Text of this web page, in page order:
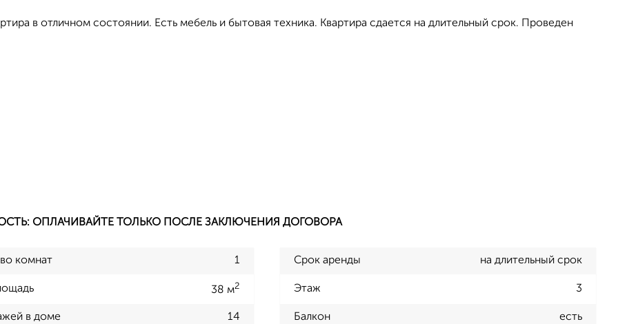
в отличном состоянии. Есть мебель и бытовая техника. Квартира сдается на длительный срок. Проведен
ОПЛАЧИВАЙТЕ ТОЛЬКО ПОСЛЕ ЗАКЛЮЧЕНИЯ ДОГОВОРА
комнат 1 Срок аренды на длительный срок
38 м2 Этаж 3
в доме 14 Балкон есть